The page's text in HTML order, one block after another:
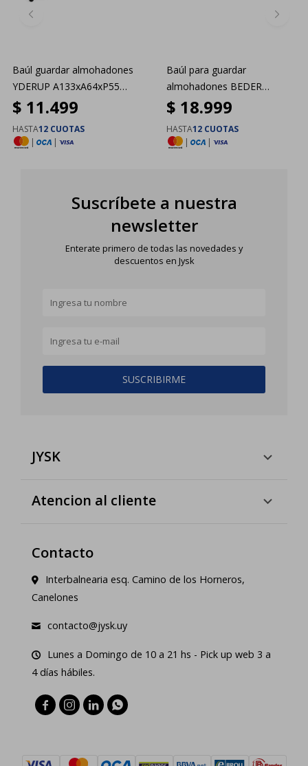
Baúl guardar almohadones
YDERUP A133xA64xP55
negro
$ 11.499
HASTA12 CUOTAS
|
|
Baúl para guardar
almohadones BEDER
A133xA61xP54
$ 18.999
HASTA12 CUOTAS
|
|
Suscríbete a nuestra
newsletter
Enterate primero de todas las novedades y
descuentos en Jysk
SUSCRIBIRME
JYSK
Atencion al cliente
Contacto
Interbalnearia esq. Camino de los Horneros,
Canelones
contacto@jysk.uy
Lunes a Domingo de 10 a 21 hs - Pick up web 3 a
4 días hábiles.
   